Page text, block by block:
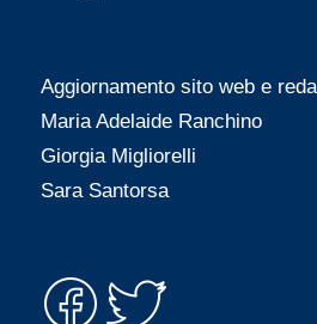
t
:
Aggiornamento sito web e
Maria Adelaide Ranchino
Giorgia Migliorelli
Sara Santorsa